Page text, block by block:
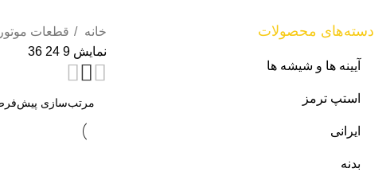
دسته‌های محصولات
آیینه ها و شیشه ها
استپ ترمز
ایرانی
بدنه
خانه قطعات موتور
نمایش 9
24
36